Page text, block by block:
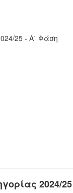
25 - Α΄ Φάση
2024/25